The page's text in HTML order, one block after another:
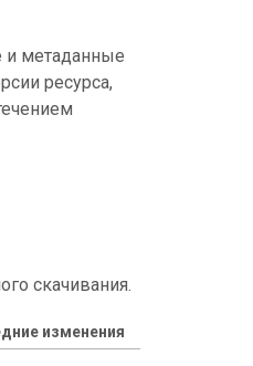
и метаданные
ресурса,
скачивания.
изменения